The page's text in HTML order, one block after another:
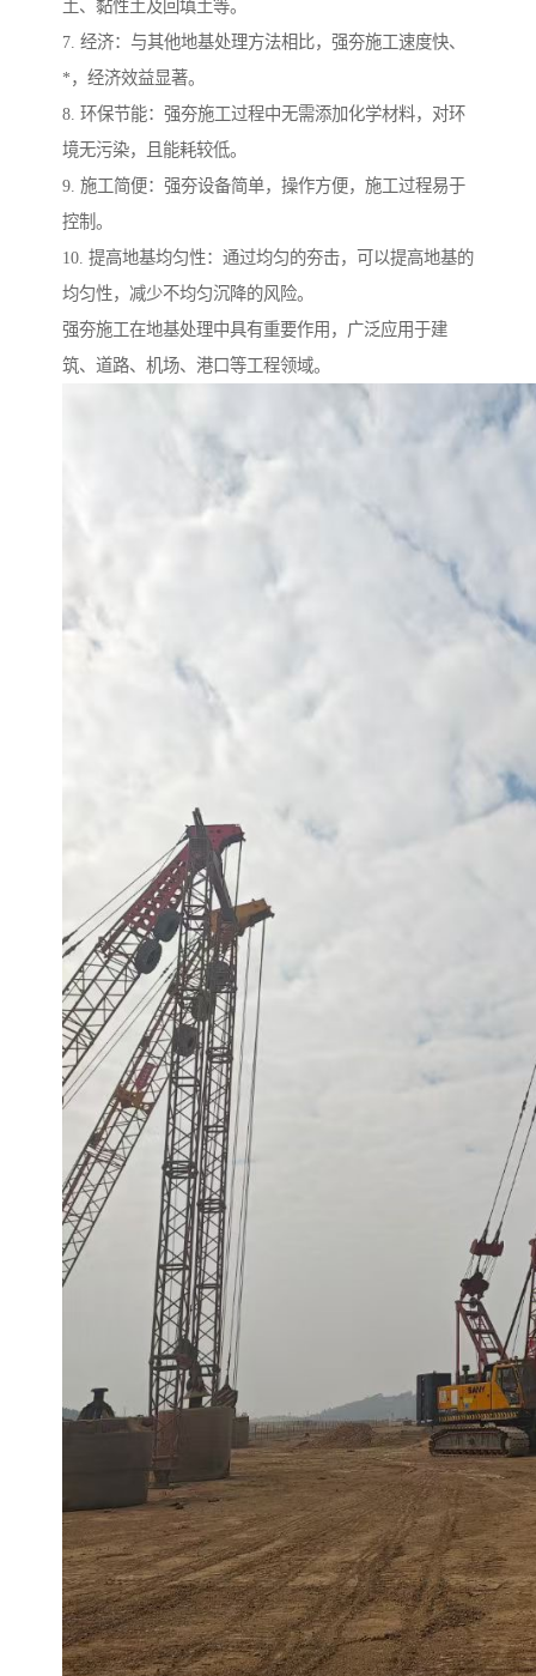
土、黏性土及回填土等。
7. 经济：与其他地基处理方法相比，强夯施工速度快、
*，经济效益显著。
8. 环保节能：强夯施工过程中无需添加化学材料，对环
境无污染，且能耗较低。
9. 施工简便：强夯设备简单，操作方便，施工过程易于
控制。
10. 提高地基均匀性：通过均匀的夯击，可以提高地基的
均匀性，减少不均匀沉降的风险。
强夯施工在地基处理中具有重要作用，广泛应用于建
筑、道路、机场、港口等工程领域。